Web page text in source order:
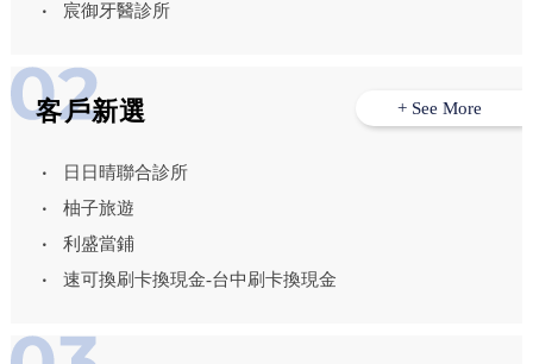
宸御牙醫診所
客戶新選
日日晴聯合診所
柚子旅遊
利盛當鋪
速可換刷卡換現金-台中刷卡換現金
+ See More